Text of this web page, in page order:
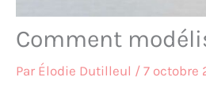
Comment
Par Élodie Dutilleul / 7 octobre